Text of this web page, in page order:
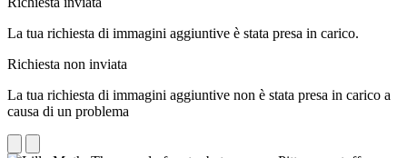
La tua richiesta di immagini aggiuntive è stata presa in carico.
Richiesta non inviata
La tua richiesta di immagini aggiuntive non è stata presa in carico a
causa di un problema